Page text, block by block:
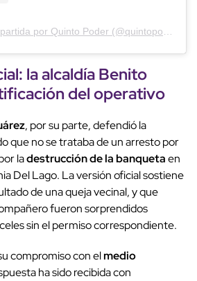
Una publicación compartida por Quinto Poder (@quintopoder_mex)
la alcaldía Benito
del operativo
, por su parte, defendió la
que no se trataba de un arresto por
ladestrucción de la banquetaen
Del Lago. La versión oficial sostiene
de una queja vecinal, y que
fueron sorprendidos
sin el permiso correspondiente.
compromiso con elmedio
ha sido recibida con